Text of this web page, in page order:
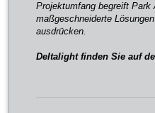
Projektumfang begreift
maßgeschneiderte
ausdrücken.
Deltalight finden Sie auf